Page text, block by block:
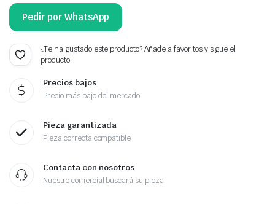
Pedir por WhatsApp
¿Te ha gustado este producto? Añade a favoritos y sigue el
producto.
Precios bajos
Precio más bajo del mercado
Pieza garantizada
Pieza correcta compatible
Contacta con nosotros
Nuestro comercial buscará su pieza